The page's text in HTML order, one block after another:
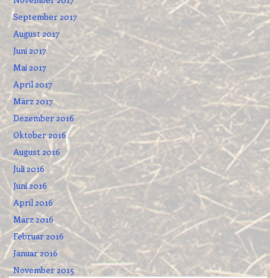
September 2017
August 2017
Juni 2017
Mai 2017
April 2017
März 2017
Dezember 2016
Oktober 2016
August 2016
Juli 2016
Juni 2016
April 2016
März 2016
Februar 2016
Januar 2016
November 2015